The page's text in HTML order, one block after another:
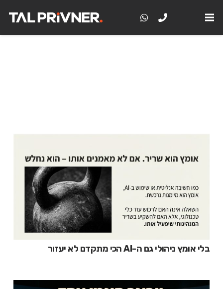
בלי אומץ ניהולי גם ה-AI הכי מתקדם לא יעזור